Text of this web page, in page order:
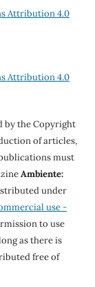
Attribution 4.0
Attribution 4.0
by the Copyright
of articles,
must
Ambiente:
under
use -
to use
as there is
free of